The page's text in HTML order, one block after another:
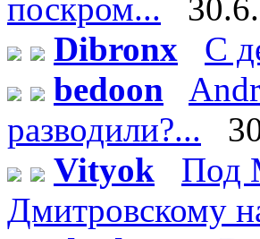
поскром...
Dibronx
С
bedoon
разводили?...
Vityok
Под
Дмитровскому